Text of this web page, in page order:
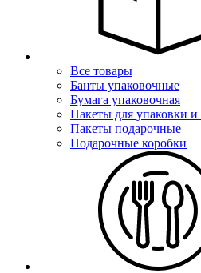
Все товары
Банты упаковочные
Бумага упаковочная
Пакеты для упаковки и
Пакеты подарочные
Подарочные коробки